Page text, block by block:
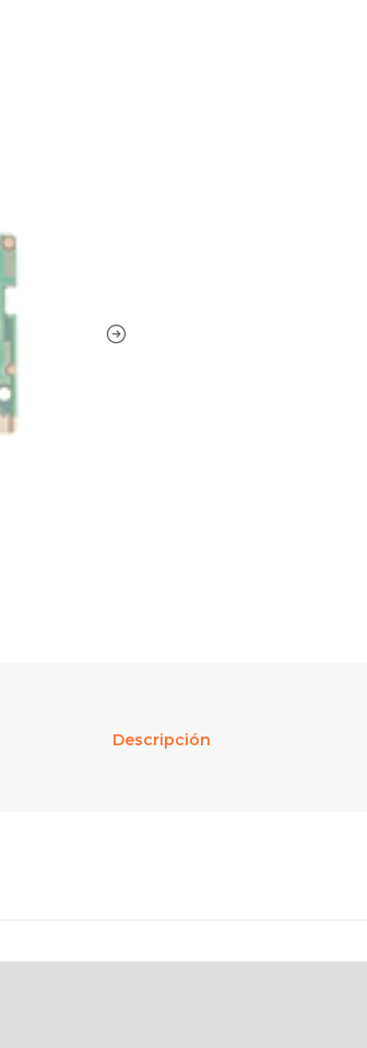
Descripción